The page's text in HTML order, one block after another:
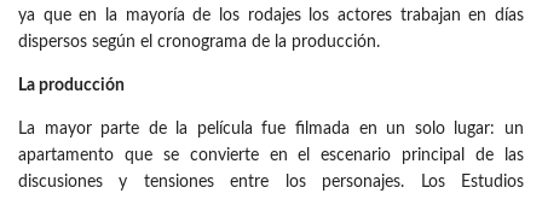
ya que en la mayoría de los rodajes los actores trabajan en días
dispersos según el cronograma de la producción.
La producción
La mayor parte de la película fue filmada en un solo lugar: un
apartamento que se convierte en el escenario principal de las
discusiones y tensiones entre los personajes. Los Estudios